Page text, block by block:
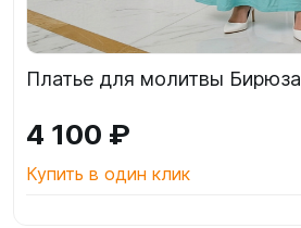
Платье для молитвы Бирюза
4 100 ₽
Купить в один клик